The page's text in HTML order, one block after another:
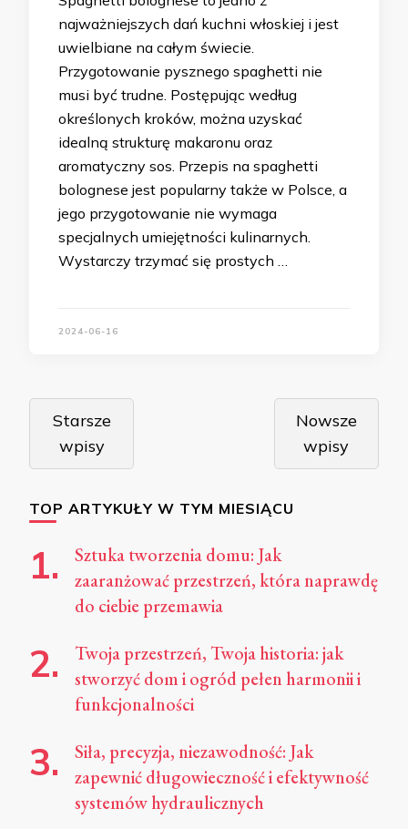
najważniejszych dań kuchni włoskiej i jest
uwielbiane na całym świecie.
Przygotowanie pysznego spaghetti nie
musi być trudne. Postępując według
określonych kroków, można uzyskać
idealną strukturę makaronu oraz
aromatyczny sos. Przepis na spaghetti
bolognese jest popularny także w Polsce, a
jego przygotowanie nie wymaga
specjalnych umiejętności kulinarnych.
Wystarczy trzymać się prostych …
2024-06-16
Nawigacja
po
wpisach
Starsze
wpisy
Nowsze
wpisy
TOP ARTYKUŁY W TYM MIESIĄCU
Sztuka tworzenia domu: Jak
zaaranżować przestrzeń, która naprawdę
do ciebie przemawia
Twoja przestrzeń, Twoja historia: jak
stworzyć dom i ogród pełen harmonii i
funkcjonalności
Siła, precyzja, niezawodność: Jak
zapewnić długowieczność i efektywność
systemów hydraulicznych